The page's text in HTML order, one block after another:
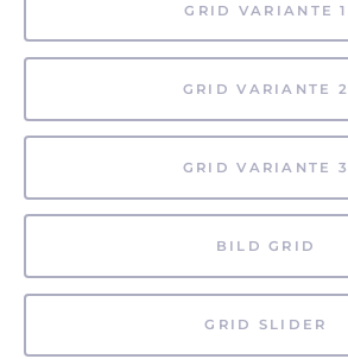
GRID VARIANTE 1
GRID VARIANTE 2
GRID VARIANTE 3
BILD GRID
GRID SLIDER